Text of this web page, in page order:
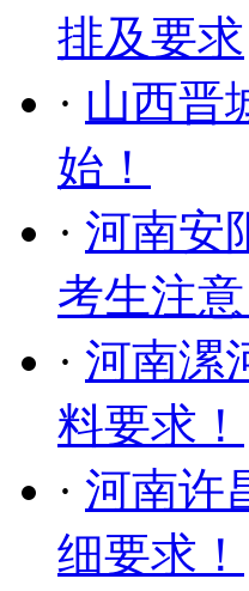
排及要求
· 山西晋
始！
· 河南安
考生注意
· 河南漯
料要求！
· 河南许
细要求！